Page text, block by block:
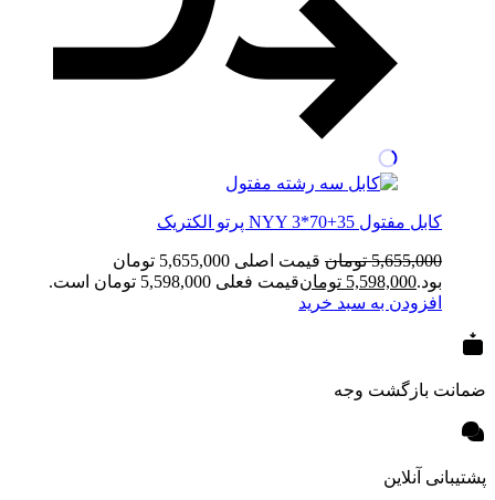
کابل مفتول NYY 3*70+35 پرتو الکتریک
5,655,000 تومان
قیمت اصلی 5,655,000 تومان
بود.5,598,000 تومانقیمت فعلی 5,598,000 تومان است.
افزودن به سبد خرید
ضمانت بازگشت وجه
پشتیبانی آنلاین